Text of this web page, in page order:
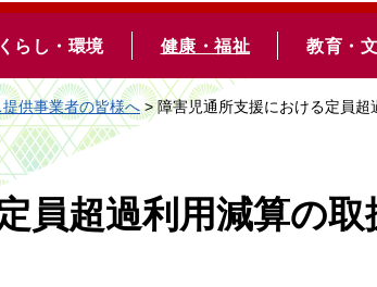
くらし・環境 健康・福祉 教育・
供事業者の皆様へ> 障害児通所支援における定員超
員超過利用減算の